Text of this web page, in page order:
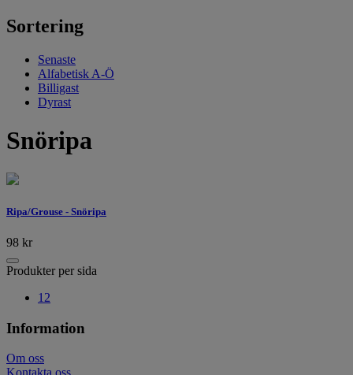
Sortering
Senaste
Alfabetisk A-Ö
Billigast
Dyrast
Snöripa
Ripa/Grouse - Snöripa
98 kr
Produkter per sida
12
Information
Om oss